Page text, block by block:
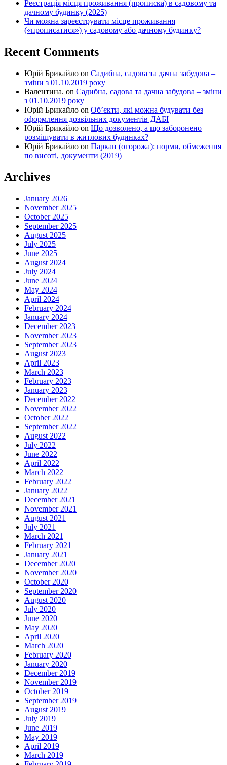
Реєстрація місця проживання (прописка) в садовому та
дачному будинку (2025)
Чи можна зареєструвати місце проживання
(«прописатися») у садовому або дачному будинку?
Recent Comments
Юрій Брикайло on Садибна, садова та дачна забудова –
зміни з 01.10.2019 року
Валентина. on Садибна, садова та дачна забудова – зміни
з 01.10.2019 року
Юрій Брикайло on Об’єкти, які можна будувати без
оформлення дозвільних документів ДАБІ
Юрій Брикайло on Що дозволено, а що заборонено
розміщувати в житлових будинках?
Юрій Брикайло on Паркан (огорожа): норми, обмеження
по висоті, документи (2019)
Archives
January 2026
November 2025
October 2025
September 2025
August 2025
July 2025
June 2025
August 2024
July 2024
June 2024
May 2024
April 2024
February 2024
January 2024
December 2023
November 2023
September 2023
August 2023
April 2023
March 2023
February 2023
January 2023
December 2022
November 2022
October 2022
September 2022
August 2022
July 2022
June 2022
April 2022
March 2022
February 2022
January 2022
December 2021
November 2021
August 2021
July 2021
March 2021
February 2021
January 2021
December 2020
November 2020
October 2020
September 2020
August 2020
July 2020
June 2020
May 2020
April 2020
March 2020
February 2020
January 2020
December 2019
November 2019
October 2019
September 2019
August 2019
July 2019
June 2019
May 2019
April 2019
March 2019